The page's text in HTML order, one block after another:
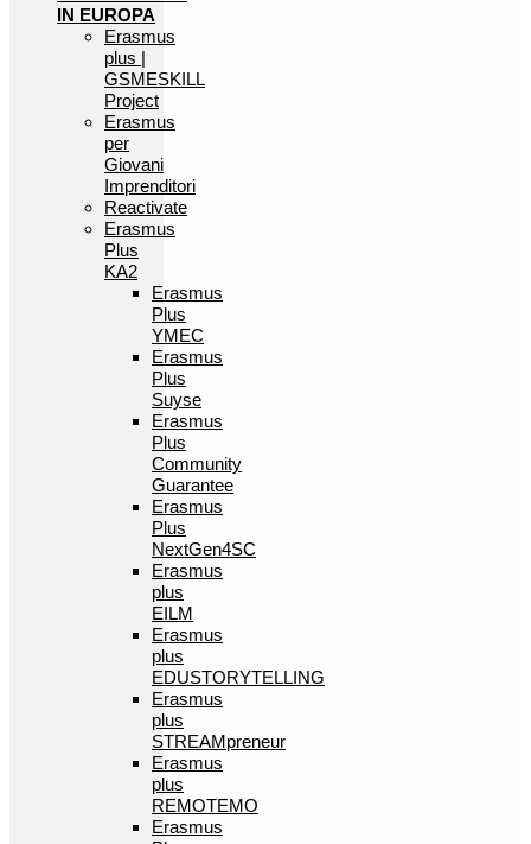
IN EUROPA
Erasmus
plus |
GSMESKILL
Project
Erasmus
per
Giovani
Imprenditori
Reactivate
Erasmus
Plus
KA2
Erasmus
Plus
YMEC
Erasmus
Plus
Suyse
Erasmus
Plus
Community
Guarantee
Erasmus
Plus
NextGen4SC
Erasmus
plus
EILM
Erasmus
plus
EDUSTORYTELLING
Erasmus
plus
STREAMpreneur
Erasmus
plus
REMOTEMO
Erasmus